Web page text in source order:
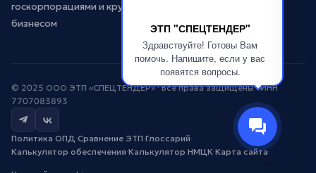
ЭТП "СПЕЦТЕНДЕР"
Здравствуйте! Готовы Вам
помочь. Напишите, если у вас
появятся вопросы.
госкорпорациями и крупным
бизнесом
© 2025 ООО ЭТП «СПЕЦТЕНДЕР» · Все права защищены · ИНН
7707083893
Политика ОПД·Сравнение ЭТП·Глоссарий·
Калькулятор обеспечения·Калькулятор НМЦК·Карта сайта·